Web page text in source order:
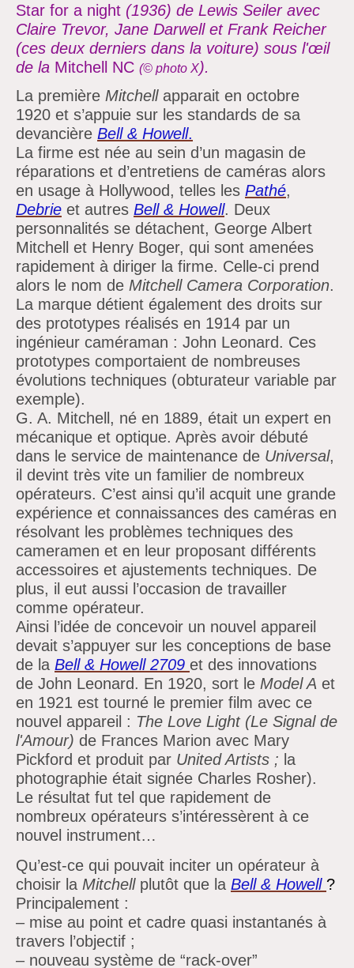
Star for a night (1936) de Lewis Seiler avec
Claire Trevor, Jane Darwell et Frank Reicher
(ces deux derniers dans la voiture) sous l'œil
de la Mitchell NC (© photo X).
La première Mitchell apparait en octobre
1920 et s’appuie sur les standards de sa
devancière Bell & Howell.
La firme est née au sein d’un magasin de
réparations et d’entretiens de caméras alors
en usage à Hollywood, telles les Pathé,
Debrie et autres Bell & Howell. Deux
personnalités se détachent, George Albert
Mitchell et Henry Boger, qui sont amenées
rapidement à diriger la firme. Celle-ci prend
alors le nom de Mitchell Camera Corporation.
La marque détient également des droits sur
des prototypes réalisés en 1914 par un
ingénieur caméraman : John Leonard. Ces
prototypes comportaient de nombreuses
évolutions techniques (obturateur variable par
exemple).
G. A. Mitchell, né en 1889, était un expert en
mécanique et optique. Après avoir débuté
dans le service de maintenance de Universal,
il devint très vite un familier de nombreux
opérateurs. C’est ainsi qu’il acquit une grande
expérience et connaissances des caméras en
résolvant les problèmes techniques des
cameramen et en leur proposant différents
accessoires et ajustements techniques. De
plus, il eut aussi l’occasion de travailler
comme opérateur.
Ainsi l’idée de concevoir un nouvel appareil
devait s’appuyer sur les conceptions de base
de la Bell & Howell 2709 et des innovations
de John Leonard. En 1920, sort le Model A et
en 1921 est tourné le premier film avec ce
nouvel appareil : The Love Light (Le Signal de
l'Amour) de Frances Marion avec Mary
Pickford et produit par United Artists ; la
photographie était signée Charles Rosher).
Le résultat fut tel que rapidement de
nombreux opérateurs s’intéressèrent à ce
nouvel instrument…
Qu’est-ce qui pouvait inciter un opérateur à
choisir la Mitchell plutôt que la Bell & Howell ?
Principalement :
– mise au point et cadre quasi instantanés à
travers l’objectif ;
– nouveau système de “rack-over”